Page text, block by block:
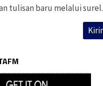
tulisan baru melalui surel.